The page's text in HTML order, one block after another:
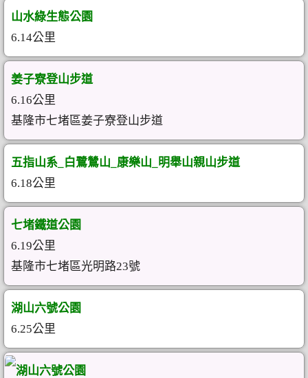
山水綠生態公園
6.14公里
姜子寮登山步道
6.16公里
基隆市七堵區姜子寮登山步道
五指山系_白鷺鷥山_康樂山_明舉山親山步道
6.18公里
七堵鐵道公園
6.19公里
基隆市七堵區光明路23號
湖山六號公園
6.25公里
湖山六號公園